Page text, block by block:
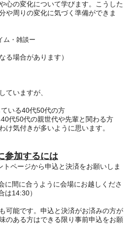
心の変化について学びます。こうした
や周りの変化に気づく準備ができま
ム・雑談ー
る場合があります）
ていますが、
いる40代50代の方
代50代の親世代や先輩と関わる方
け気付きが多いように思います。
参加するには
トページから申込と決済をお願いしま
に間に合うように会場にお越しくださ
は14:30）
可能です。申込と決済がお済みの方が
のある方はできる限り事前申込をお願